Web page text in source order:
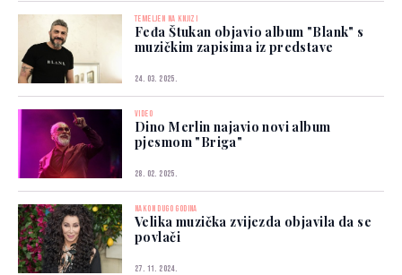
TEMELJEN NA KNJIZI
Feđa Štukan objavio album "Blank" s
muzičkim zapisima iz predstave
24. 03. 2025.
VIDEO
Dino Merlin najavio novi album
pjesmom "Briga"
28. 02. 2025.
NAKON DUGO GODINA
Velika muzička zvijezda objavila da se
povlači
27. 11. 2024.